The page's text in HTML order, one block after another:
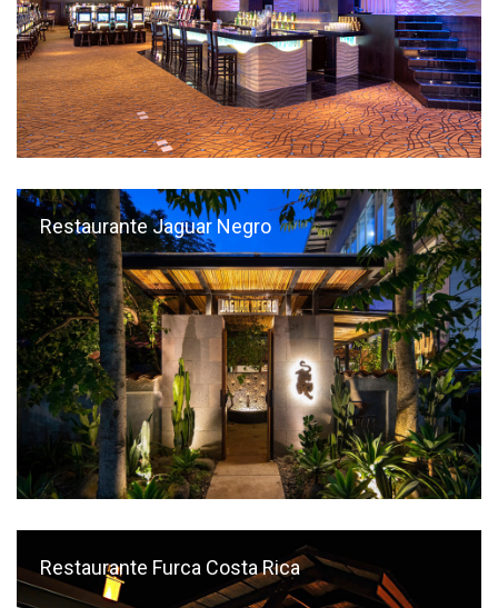
Restaurante Jaguar Negro
Restaurante Furca Costa Rica